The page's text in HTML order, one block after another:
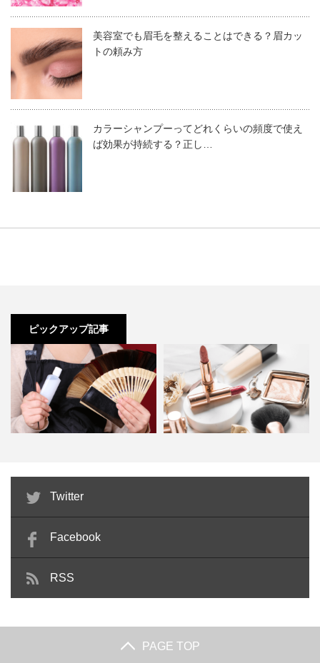
2019.11.11
理美容師に人気のシザーブランド7選！プロ用ハサミの選び方
っても過言ではなく、シザー次第でカットの仕上がりや作業効率に大き
ベーシック
ベーシックは、その名の通り、カットの基本とも言え、最
も使用されるシザーです。オールマイティに使用できます
いる人もいますが、6インチのベーシックシザーが主流で
す。迷ったら6インチのものを持っておけば間違いないで
しょう。
セニング
ステライトは、ビシライトとも呼ばれる、コバルトを主成
分とした素材です。コバルトの他には、クロムやタングス
テンが混ぜられた素材で、硬くて丈夫なのが特徴です。
ハイス
ダマスカス
ダマスカスは、ハイスよりもさらに耐久性が高く、シザー
の素材の中では最も丈夫な素材です。耐久性が高いという
見た目も特徴的で、シザーには波打つような模様が浮かび
ハンドルの種類
ネジ部分、裏スキ部分、反対側の刃にもそれぞれ1滴ずつ
油をさしてください。仕上げにシザー全体に油をなじませ
ましょう。
最後に、乾いたティッシュペーパーを使い、切れ味を確認
シザーのメンテナンスをプロにお任せ
する
がおすすめです。
シザーの切れ味が悪くなったときは、刃を研ぐ必要があり
ます。シザーの歯を研ぐには技術がいります。素人が研ご
うとすると、逆に刃をいためてしまう可能性もあるので
サロン価格 6,800円
商品番号 105277
美通販でこの商品の詳細を見る
て方をプロが伝授
美容師をしているなら、練習用ウィッグは必需品です。しかし意外に種
類が多い練習用ウィッグは、選び方で困ってしまうこともあるでしょ
う。そこで選び方から、おすすめの練習用ウィッグを用途に分けて紹介
します。また、練習は数をこなす必要があるため、ウィッグの洗い方を
知っておくと便利です。長持ちさせる秘訣もぜひ参...
2019.12.11
国家試験用ウィッグの選び方と汚れたときのお手入れ方法
美容師を目指している人にとって国家試験は必ず合格しなくてはいけな
う国家試験用ウィッグの選び方のポイントや、汚れてしまった時でも長
美容室でも眉毛を整えることはできる？眉カッ
トの頼み方
カラーシャンプーってどれくらいの頻度で使え
ば効果が持続する？正し…
ピックアップ記事
ヘアカラーリストに美容師免許以
外の資格は必要？仕事内容や…
Twitter
Facebook
RSS
PAGE TOP